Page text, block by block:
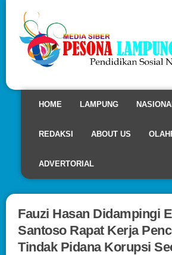
HOME LAMPUNG
REDAKSI ABOUT US
ADVERTORIAL
Fauzi Hasan Didampingi
Santoso Rapat Kerja
Tindak Pidana Korupsi